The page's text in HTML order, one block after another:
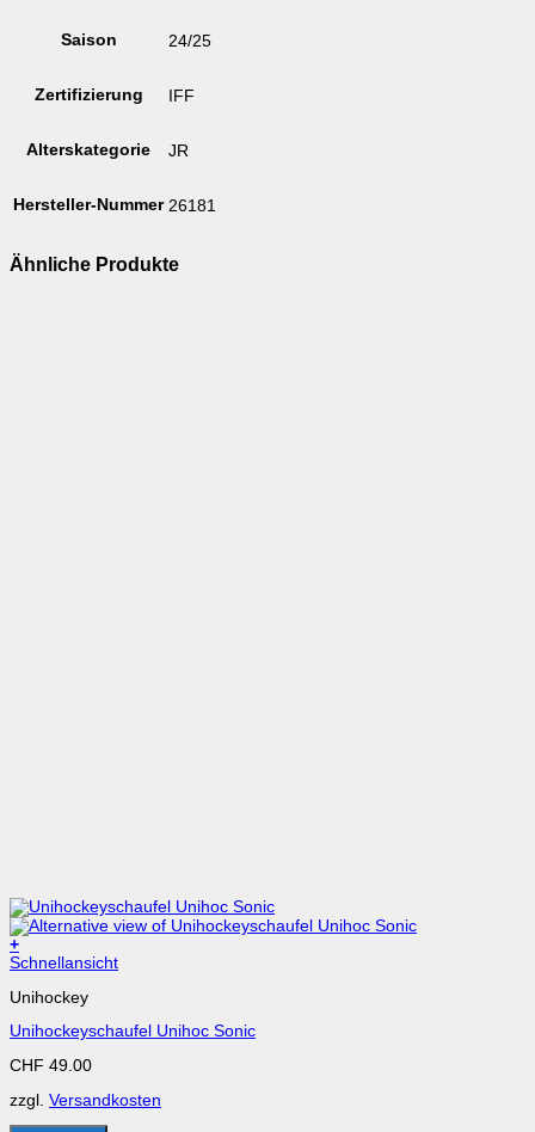
Saison 24/25
Zertifizierung IFF
Alterskategorie JR
Hersteller-Nummer 26181
Ähnliche Produkte
+
Dieses
weist
Varianten
Die
können
auf
Schnellansicht
Unihockey
Unihockeyschaufel Unihoc Sonic
CHF 49.00
zzgl. Versandkosten